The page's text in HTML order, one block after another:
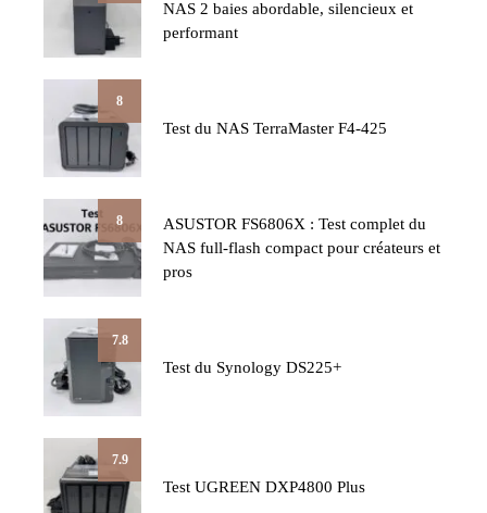
NAS 2 baies abordable, silencieux et
performant
8
Test du NAS TerraMaster F4-425
8
ASUSTOR FS6806X : Test complet du
NAS full-flash compact pour créateurs et
pros
7.8
Test du Synology DS225+
7.9
Test UGREEN DXP4800 Plus